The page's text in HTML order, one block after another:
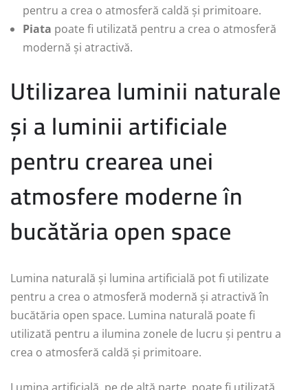
pentru a crea o atmosferă caldă și primitoare.
Piata poate fi utilizată pentru a crea o atmosferă
modernă și atractivă.
Utilizarea luminii naturale
și a luminii artificiale
pentru crearea unei
atmosfere moderne în
bucătăria open space
Lumina naturală și lumina artificială pot fi utilizate
pentru a crea o atmosferă modernă și atractivă în
bucătăria open space. Lumina naturală poate fi
utilizată pentru a ilumina zonele de lucru și pentru a
crea o atmosferă caldă și primitoare.